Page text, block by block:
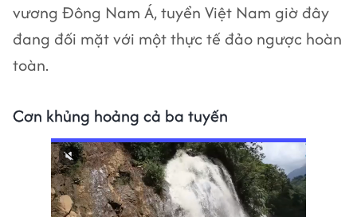
vương Đông Nam Á, tuyển Việt Nam giờ đây
đang đối mặt với một thực tế đảo ngược hoàn
toàn.
Cơn khủng hoảng cả ba tuyến